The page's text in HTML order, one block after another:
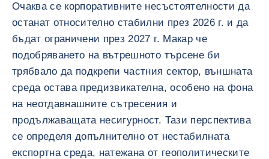
Очаква се корпоративните несъстоятелности да
останат относително стабилни през 2026 г. и да
бъдат ограничени през 2027 г. Макар че
подобряването на вътрешното търсене би
трябвало да подкрепи частния сектор, външната
среда остава предизвикателна, особено на фона
на неотдавнашните сътресения и
продължаващата несигурност. Тази перспектива
се определя допълнително от нестабилната
експортна среда, натежана от геополитическите